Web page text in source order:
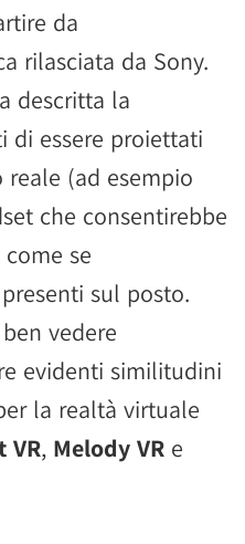
da
rilasciata da Sony.
descritta la
di essere proiettati
(ad esempio
che consentirebbe
se
sul posto.
vedere
evidenti similitudini
la realtà virtuale
VR, Melody VR e